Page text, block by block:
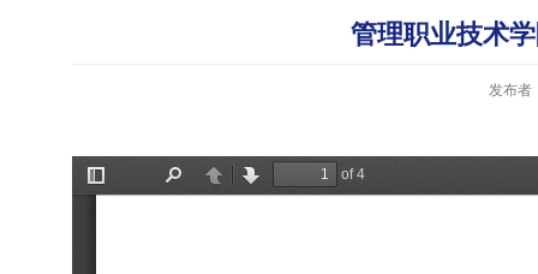
管理职业技术
发布者